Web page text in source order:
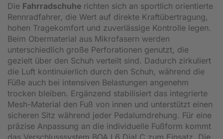
Die Fahrradschuhe richten sich an sportlich orientierte
Rennradfahrer, die Wert auf direkte Kraftübertragung,
hohen Tragekomfort und zuverlässige Kontrolle legen.
Beim Obermaterial aus Mikrofasern werden
unterschiedlich große Perforationen genutzt, die
gezielt über den Schuh verteilt sind. Dadurch zirkuliert
die Luft kontinuierlich durch den Schuh, während die
Füße auch bei intensiven Belastungen angenehm
trocken bleiben. Ergänzend stabilisiert das integrierte
Mesh-Material den Fuß von innen und unterstützt einen
sicheren Sitz während jeder Pedalumdrehung. Für eine
präzise Anpassung an die individuelle Fußform kommt
das Verschlusssystem BOA L6 Dial C zum Einsatz. Die